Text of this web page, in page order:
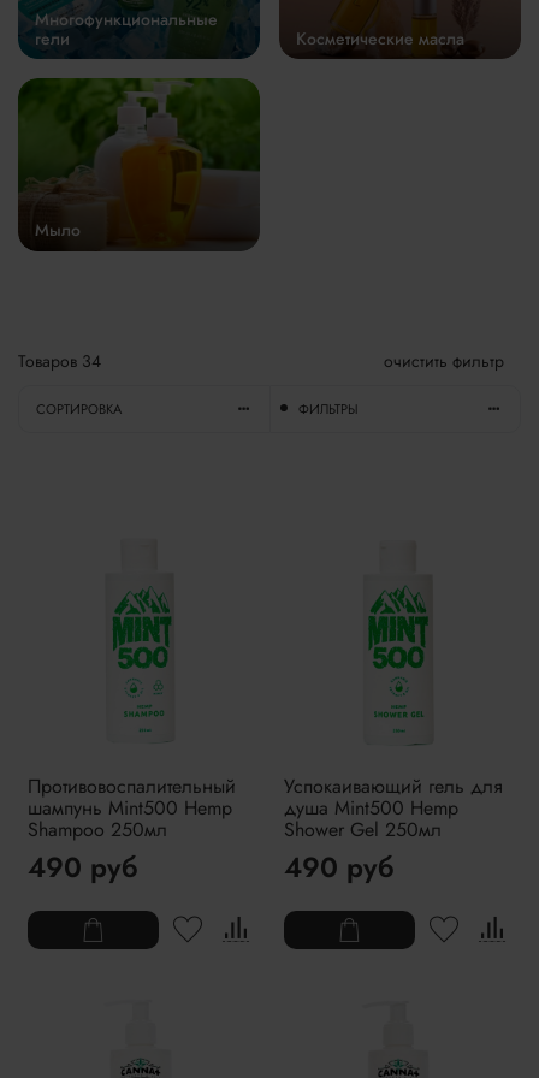
Многофункциональные
гели
Косметические масла
Мыло
Товаров 34 очистить фильтр
СОРТИРОВКА ФИЛЬТРЫ
Противовоспалительный
шампунь Mint500 Hemp
Shampoo 250мл
490 руб
Успокаивающий гель для
душа Mint500 Hemp
Shower Gel 250мл
490 руб